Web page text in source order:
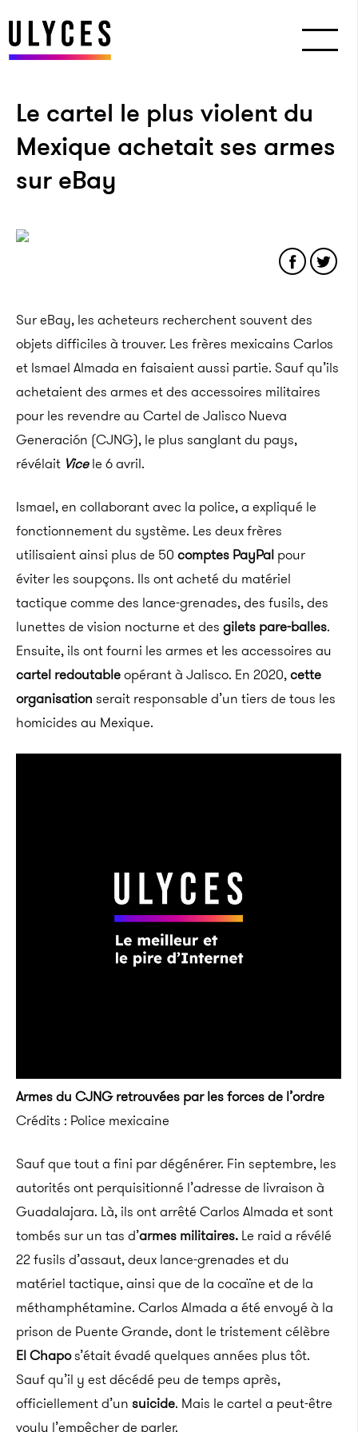
Le cartel le plus violent du
Mexique achetait ses armes
sur eBay
Sur eBay, les acheteurs recherchent souvent des
objets difficiles à trouver. Les frères mexicains Carlos
et Ismael Almada en faisaient aussi partie. Sauf qu’ils
achetaient des armes et des accessoires militaires
pour les revendre au Cartel de Jalisco Nueva
Generación (CJNG), le plus sanglant du pays,
révélait Vicele 6 avril.
Ismael, en collaborant avec la police, a expliqué le
fonctionnement du système. Les deux frères
utilisaient ainsi plus de 50 comptes PayPal pour
éviter les soupçons. Ils ont acheté du matériel
tactique comme des lance-grenades, des fusils, des
lunettes de vision nocturne et des gilets pare-balles.
Ensuite, ils ont fourni les armes et les accessoires au
cartel redoutableopérant à Jalisco. En 2020,cette
organisation serait responsable d’un tiers de tous les
homicides au Mexique.
Armes du CJNG retrouvées par les forces de l’ordre
Crédits : Police mexicaine
Sauf que tout a fini par dégénérer. Fin septembre, les
autorités ont perquisitionné l’adresse de livraison à
Guadalajara. Là, ils ont arrêté Carlos Almada et sont
tombés sur un tas d’armes militaires. Le raid a révélé
22 fusils d’assaut, deux lance-grenades et du
matériel tactique, ainsi que de la cocaïne et de la
méthamphétamine. Carlos Almada a été envoyé à la
prison de Puente Grande, dont le tristement célèbre
El Chapos’était évadé quelques années plus tôt.
Sauf qu’il y est décédé peu de temps après,
officiellement d’un suicide. Mais le cartel a peut-être
voulu l’empêcher de parler.